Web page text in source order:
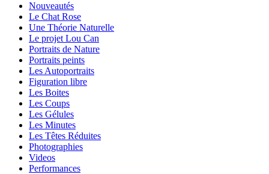
Nouveautés
Le Chat Rose
Une Théorie Naturelle
Le projet Lou Can
Portraits de Nature
Portraits peints
Les Autoportraits
Figuration libre
Les Boites
Les Coups
Les Gélules
Les Minutes
Les Têtes Réduites
Photographies
Videos
Performances